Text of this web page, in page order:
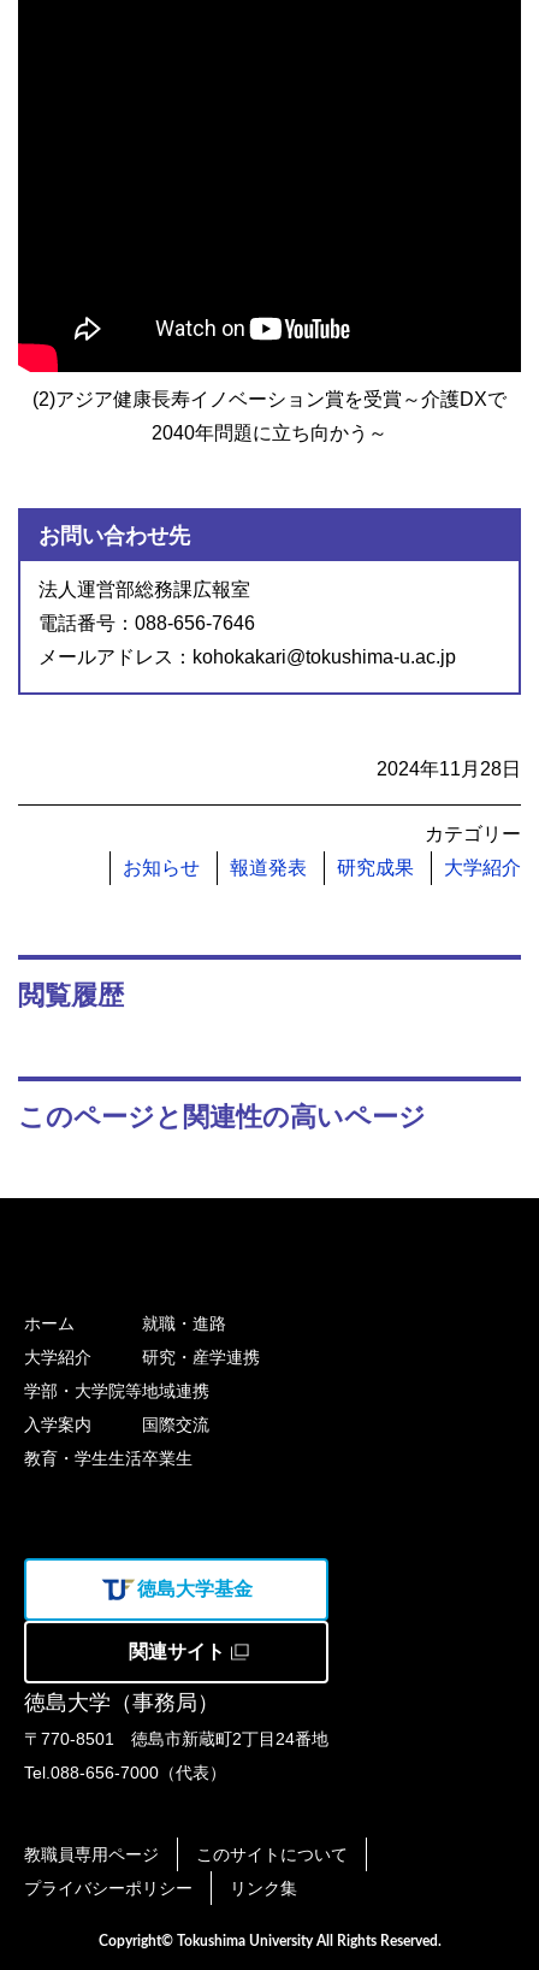
(2)アジア健康長寿イノベーション賞を受賞～介護DXで
2040年問題に立ち向かう～
お問い合わせ先
法人運営部総務課広報室
電話番号：088-656-7646
メールアドレス：kohokakari@tokushima-u.ac.jp
2024年11月28日
カテゴリー
お知らせ
報道発表 研究成果 大学紹介
閲覧履歴
このページと関連性の高いページ
徳島大学（事務局）
〒770-8501 徳島市新蔵町2丁目24番地
Tel.088-656-7000（代表）
ホーム
大学紹介
学部・大学院等
入学案内
教育・学生生活
就職・進路
研究・産学連携
地域連携
国際交流
卒業生
徳島大学基金
関連サイト
教職員専用ページ
このサイトについて
プライバシーポリシー
リンク集
Copyright© Tokushima University All Rights Reserved.